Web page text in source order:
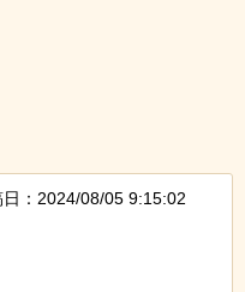
日：2024/08/05 9:15:02